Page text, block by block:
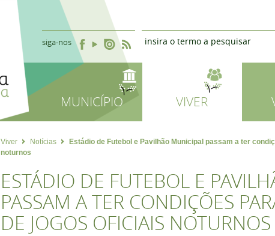
siga-nos
MUNICÍPIO VIVER
Viver Notícias
Estádio de Futebol e Pavilhão Municipal passam a ter
noturnos
ESTÁDIO DE FUTEBOL E
PASSAM A TER CONDIÇÕES
DE JOGOS OFICIAIS NOTURNOS